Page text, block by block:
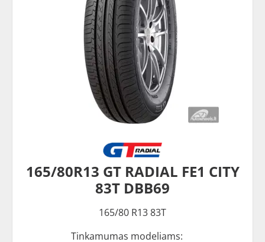
165/80R13 GT RADIAL FE1 CITY
83T DBB69
165/80 R13 83T
Tinkamumas modeliams: